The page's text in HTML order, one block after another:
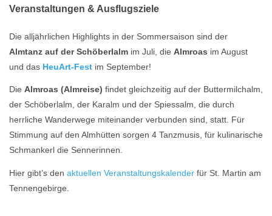
Veranstaltungen & Ausflugsziele
Die alljährlichen Highlights in der Sommersaison sind der
Almtanz auf der Schöberlalm im Juli, die Almroas im August
und das HeuArt-Fest im September!
Die Almroas (Almreise) findet gleichzeitig auf der Buttermilchalm,
der Schöberlalm, der Karalm und der Spiessalm, die durch
herrliche Wanderwege miteinander verbunden sind, statt. Für
Stimmung auf den Almhütten sorgen 4 Tanzmusis, für kulinarische
Schmankerl die Sennerinnen.
Hier gibt’s den aktuellen Veranstaltungskalender für St. Martin am
Tennengebirge.